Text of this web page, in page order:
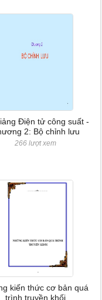
Điện tử công suất -
2: Bộ chỉnh lưu
266 lượt xem
kiến thức cơ bản quá
trình truyền khối